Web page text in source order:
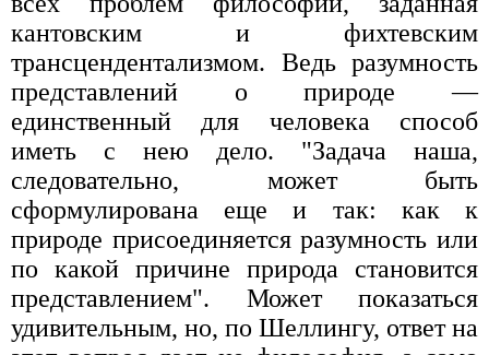
кантовским и фихтевским
трансцендентализмом. Ведь разумность
представлений о природе —
единственный для человека способ
иметь с нею дело. "Задача наша,
следовательно, может быть
сформулирована еще и так: как к
природе присоединяется разумность или
по какой причине природа становится
представлением". Может показаться
удивительным, но, по Шеллингу, ответ на